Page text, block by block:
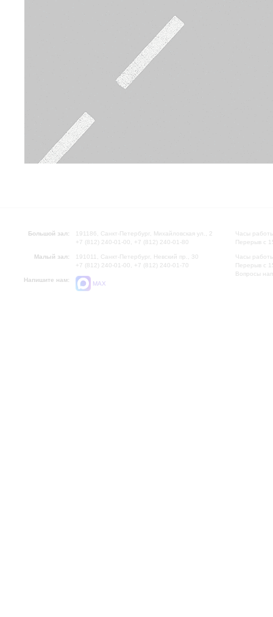
Большой зал:
191186, Санкт-Петербург, Михайловская ул., 2
+7 (812) 240-01-00, +7 (812) 240-01-80
Малый зал:
191011, Санкт-Петербург, Невский пр., 30
+7 (812) 240-01-00, +7 (812) 240-01-70
Напишите нам:
MAX
Часы
Перерыв с
Часы
Перерыв с
Вопросы